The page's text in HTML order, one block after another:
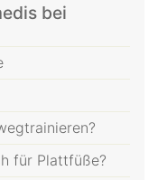
bei
für Plattfüße?